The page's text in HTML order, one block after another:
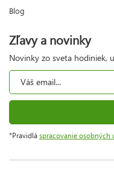
Blog
Zľavy a novinky
Novinky zo sveta hodiniek,
*Pravidlá spracovanie osobných